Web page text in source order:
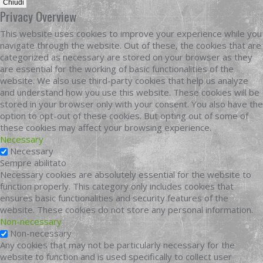
Chiudi
Privacy Overview
This website uses cookies to improve your experience while you
navigate through the website. Out of these, the cookies that are
categorized as necessary are stored on your browser as they
are essential for the working of basic functionalities of the
website. We also use third-party cookies that help us analyze
and understand how you use this website. These cookies will be
stored in your browser only with your consent. You also have the
option to opt-out of these cookies. But opting out of some of
these cookies may affect your browsing experience.
Necessary
Necessary
Sempre abilitato
Necessary cookies are absolutely essential for the website to
function properly. This category only includes cookies that
ensures basic functionalities and security features of the
website. These cookies do not store any personal information.
Non-necessary
Non-necessary
Any cookies that may not be particularly necessary for the
website to function and is used specifically to collect user